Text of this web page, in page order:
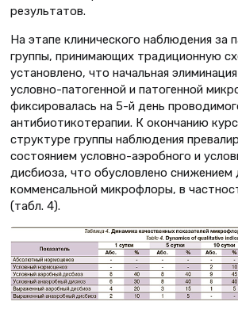
результатов.
На этапе клинического наблюдения за
группы, принимающих традиционную
установлено, что начальная
условно-патогенной и патогенной
фиксировалась на 5-й день
антибиотикотерапии. К окончанию
структуре группы наблюдения
состоянием условно-аэробного и
дисбиоза, что обусловлено снижением
комменсальной микрофлоры, в
(табл. 4).